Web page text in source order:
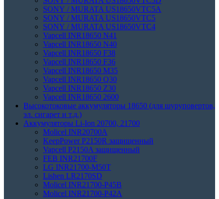
SONY / MURATA US18650VTC5А
SONY / MURATA US18650VTC5
SONY / MURATA US18650VTC4
Vapcell INR18650 N41
Vapcell INR18650 N40
Vapcell INR18650 F38
Vapcell INR18650 F36
Vapcell INR18650 M35
Vapcell INR18650 Q30
Vapcell INR18650 Z30
Vapcell INR18650 2600
Высокотоковые аккумуляторы 18650 (для шуруповертов,
эл. сигарет и т.д.)
Аккумуляторы Li-Ion 20700, 21700
Molicel INR20700A
KeepPower P2150R защищенный
Vapcell P2150A защищенный
FEB INR21700F
LG INR21700-M50T
Lishen LR2170SD
Molicel INR21700-P45B
Molicel INR21700-P42A